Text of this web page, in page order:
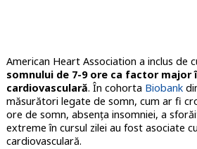
American Heart Association a inclus de
somnului de 7-9 ore ca factor major
cardiovasculară. În cohorta Biobank
măsurători legate de somn, cum ar fi
ore de somn, absența insomniei, a
extreme în cursul zilei au fost asociate
cardiovasculară.